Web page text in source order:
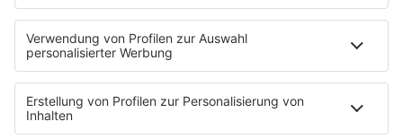
Wie viele Module pro Semester sind
üblich?